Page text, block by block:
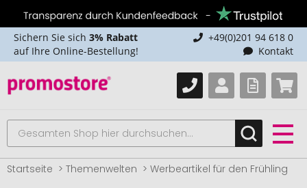
Sichern Sie sich 3% Rabatt
auf Ihre Online-Bestellung!
+49(0)201 94 618 0
Kontakt
Startseite Themenwelten Werbeartikel für den Frühling